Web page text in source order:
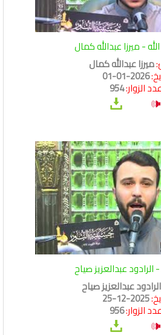
- ميرزا عبدالله كمال
ميرزا عبدالله كمال
2026-01-01
عدد الزوار:954
الرادود عبدالعزيز صياح
الرادود عبدالعزيز صياح
2025-12-25
عدد الزوار:956